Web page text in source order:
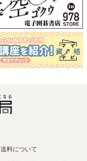
送料について